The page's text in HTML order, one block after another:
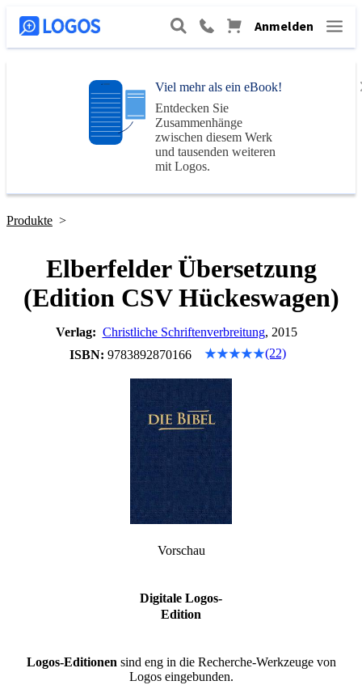
Anmelden
Viel mehr als ein eBook!
Entdecken Sie
Zusammenhänge
zwischen diesem Werk
und tausenden weiteren
mit Logos.
Produkte >
Elberfelder Übersetzung
(Edition CSV Hückeswagen)
Verlag: Christliche Schriftenverbreitung, 2015
ISBN: 9783892870166 (22)
Vorschau
Digitale Logos-
Edition
Logos-Editionen sind eng in die Recherche-Werkzeuge von
Logos eingebunden.